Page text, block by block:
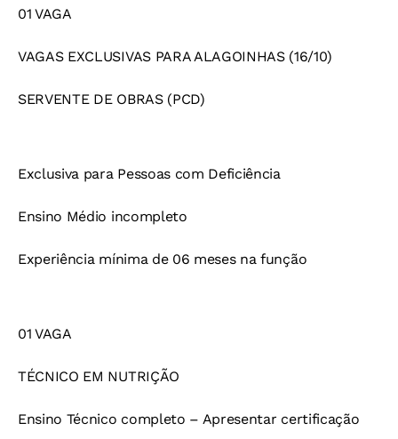
01 VAGA
VAGAS EXCLUSIVAS PARA ALAGOINHAS (16/10)
SERVENTE DE OBRAS (PCD)
Exclusiva para Pessoas com Deficiência
Ensino Médio incompleto
Experiência mínima de 06 meses na função
01 VAGA
TÉCNICO EM NUTRIÇÃO
Ensino Técnico completo – Apresentar certificação